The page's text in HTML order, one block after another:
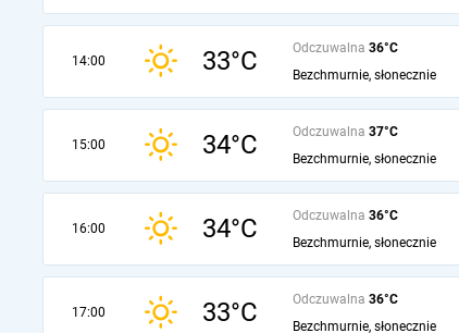
14:00 33°C Odczuwalna 36°C
Bezchmurnie, słonecznie
15:00 34°C Odczuwalna 37°C
Bezchmurnie, słonecznie
16:00 34°C Odczuwalna 36°C
Bezchmurnie, słonecznie
17:00 33°C Odczuwalna 36°C
Bezchmurnie, słonecznie